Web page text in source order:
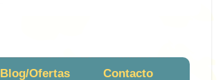
Blog/Ofertas Contacto